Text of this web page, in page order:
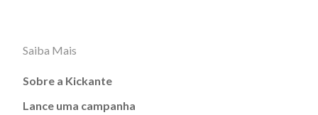
Saiba Mais
Sobre a Kickante
Lance uma campanha